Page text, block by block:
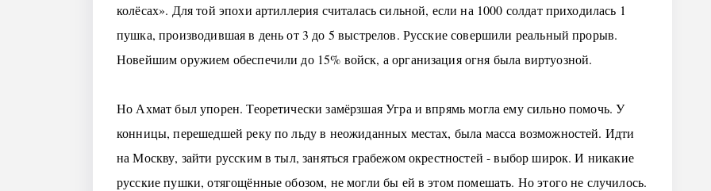
колёсах». Для той эпохи артиллерия считалась сильной, если на 1000 солдат приходилась 1
пушка, производившая в день от 3 до 5 выстрелов. Русские совершили реальный прорыв.
Новейшим оружием обеспечили до 15% войск, а организация огня была виртуозной.
Но Ахмат был упорен. Теоретически замёрзшая Угра и впрямь могла ему сильно помочь. У
конницы, перешедшей реку по льду в неожиданных местах, была масса возможностей. Идти
на Москву, зайти русским в тыл, заняться грабежом окрестностей - выбор широк. И никакие
русские пушки, отягощённые обозом, не могли бы ей в этом помешать. Но этого не случилось.